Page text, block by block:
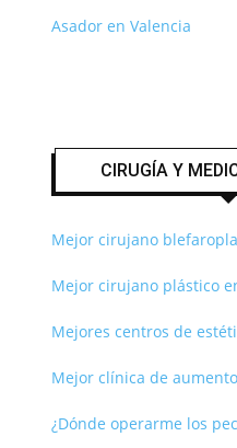
Asador en Valencia
CIRUGÍA Y
Mejor cirujano
Mejor cirujano plástico
Mejores centros de
Mejor clínica de
¿Dónde operarme los